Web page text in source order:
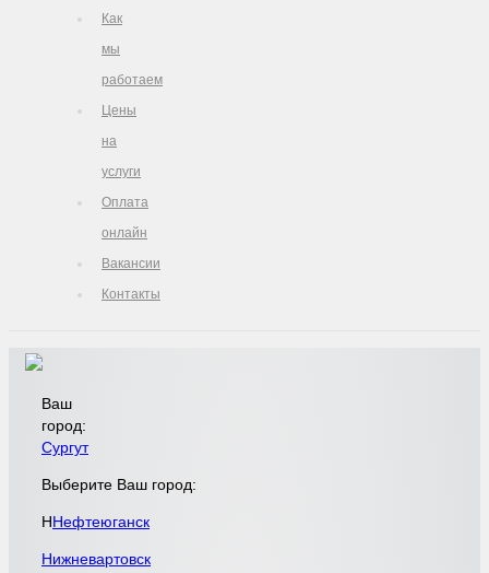
Как
мы
работаем
Цены
на
услуги
Оплата
онлайн
Вакансии
Контакты
Ваш
город:
Сургут
Выберите Ваш город:
ННефтеюганск
Нижневартовск